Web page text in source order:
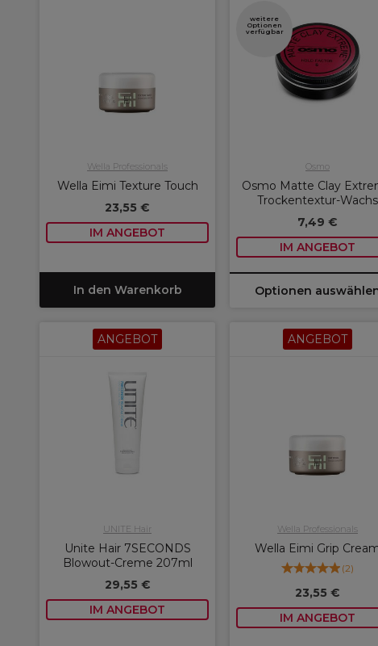
Wella Professionals
Wella Eimi Texture Touch
23,55 €
IM ANGEBOT
In den Warenkorb
weitere
Optionen
verfügbar
Osmo
Osmo Matte Clay
Trockentextur-Wachs
7,49 €
IM ANGEBOT
Optionen
ANGEBOT
UNITE Hair
Unite Hair 7SECONDS
Blowout-Creme 207ml
29,55 €
IM ANGEBOT
ANGEBOT
Wella Professionals
Wella Eimi Grip
(2)
23,55 €
IM ANGEBOT